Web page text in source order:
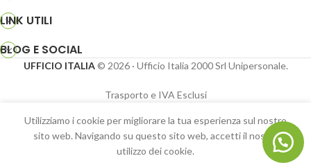
LINK UTILI
BLOG E SOCIAL
UFFICIO ITALIA © 2026· Ufficio Italia 2000 Srl Unipersonale.
Trasporto e IVA Esclusi
Utilizziamo i cookie per migliorare la tua esperienza sul nostro
sito web. Navigando su questo sito web, accetti il ​​nostro
utilizzo dei cookie.
Gazebo 600 x
600 verniciato €4.461,95